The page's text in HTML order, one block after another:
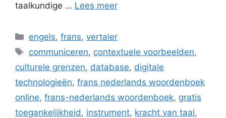
taalkundige … Lees meer
Categorieën
engels,frans,vertaler
Tags
communiceren, contextuele voorbeelden,
culturele grenzen, database, digitale
technologieën, frans nederlands woordenboek
online, frans-nederlands woordenboek, gratis
toegankelijkheid, instrument, kracht van taal,